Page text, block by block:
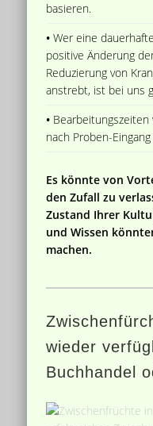
basieren.
•Wer eine
positive Änderung
Reduzierung von
anstrebt, ist bei uns
• Bearbeitungszeiten
nach Proben-
Es könnte von
den Zufall zu
Zustand Ihrer
und Wissen
machen.
wieder
Buchhandel